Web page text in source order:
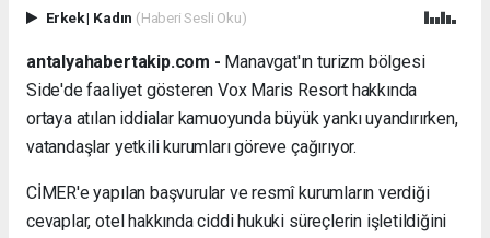
Erkek| Kadın (Haberi Sesli Oku)
antalyahabertakip.com - Manavgat'ın turizm bölgesi
Side'de faaliyet gösteren Vox Maris Resort hakkında
ortaya atılan iddialar kamuoyunda büyük yankı uyandırırken,
vatandaşlar yetkili kurumları göreve çağırıyor.
CİMER'e yapılan başvurular ve resmî kurumların verdiği
cevaplar, otel hakkında ciddi hukuki süreçlerin işletildiğini